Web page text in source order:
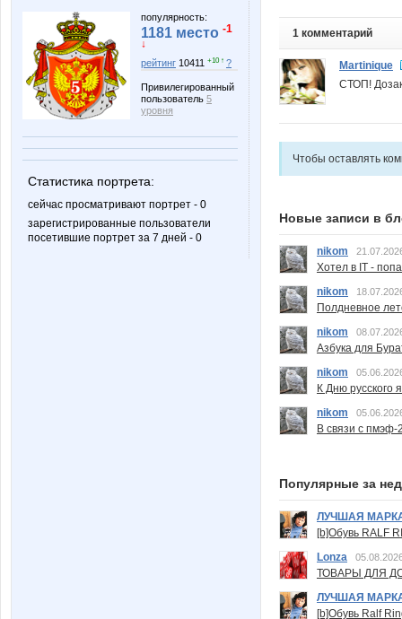
популярность:
1181 место -1
↓
рейтинг 10411 +10 ↑ ?
Привилегированный
пользователь 5
уровня
Статистика портрета:
сейчас просматривают портрет - 0
зарегистрированные пользователи
посетившие портрет за 7 дней - 0
1 комментарий
Martinique
СТОП!
Чтобы оставлять
Новые записи в
nikom
Хотел в IT -
nikom
Полдневное
nikom
Азбука для
nikom
К Дню русского
nikom
В связи с пмэф-
Популярные за
ЛУЧШАЯ
[b]Обувь RALF
Lonza
ТОВАРЫ ДЛЯ
ЛУЧШАЯ
[b]Обувь Ralf